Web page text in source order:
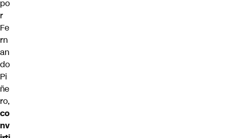
po
r
Fe
rn
an
do
Pi
ñe
ro,
co
nv